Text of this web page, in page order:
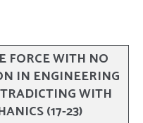
FORCE WITH NO
IN ENGINEERING
WITH
(17-23)